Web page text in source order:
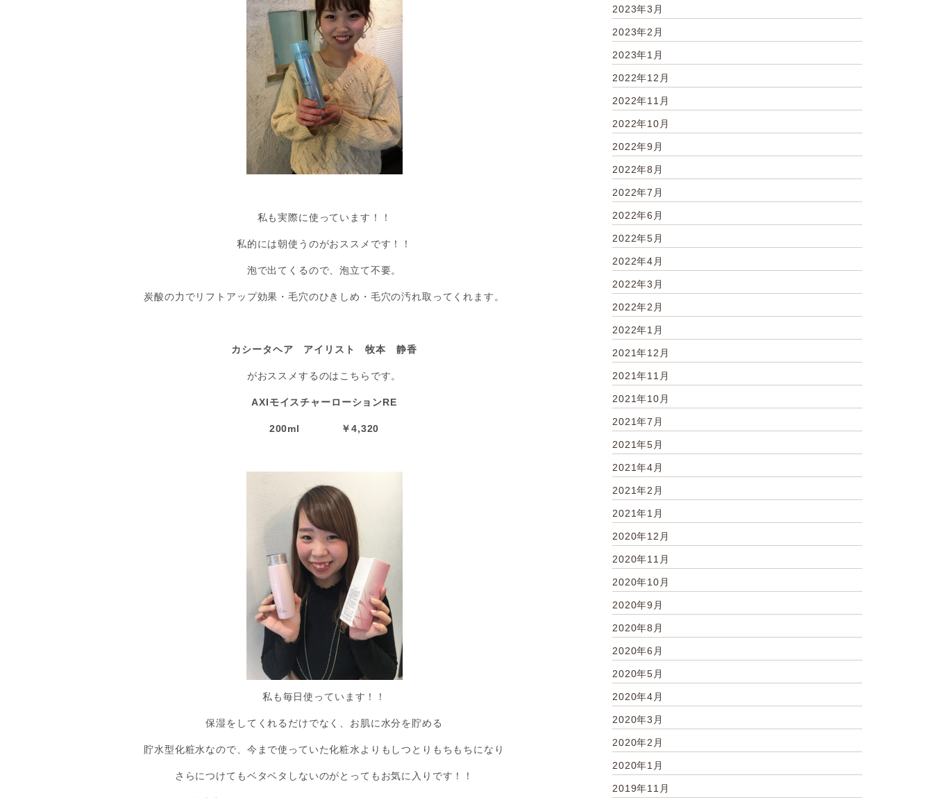
私も実際に使っています！！
私的には朝使うのがおススメです！！
泡で出てくるので、泡立て不要。
炭酸の力でリフトアップ効果・毛穴のひきしめ・毛穴の汚れ取ってくれます。
カシータヘア アイリスト 牧本 静香
がおススメするのはこちらです。
AXIモイスチャーローションRE
200ml ￥4,320
私も毎日使っています！！
保湿をしてくれるだけでなく、お肌に水分を貯める
貯水型化粧水なので、今まで使っていた化粧水よりもしつとりもちもちになり
さらにつけてもベタベタしないのがとってもお気に入りです！！
2023年3月
2023年2月
2023年1月
2022年12月
2022年11月
2022年10月
2022年9月
2022年8月
2022年7月
2022年6月
2022年5月
2022年4月
2022年3月
2022年2月
2022年1月
2021年12月
2021年11月
2021年10月
2021年7月
2021年5月
2021年4月
2021年2月
2021年1月
2020年12月
2020年11月
2020年10月
2020年9月
2020年8月
2020年6月
2020年5月
2020年4月
2020年3月
2020年2月
2020年1月
2019年11月